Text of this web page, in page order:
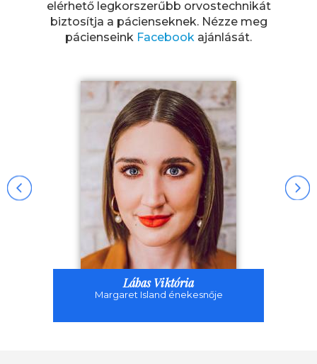
elérhető legkorszerűbb orvostechnikát
biztosítja a pácienseknek. Nézze meg
pácienseink Facebook ajánlását.
Lábas Viktória
Margaret Island énekesnője